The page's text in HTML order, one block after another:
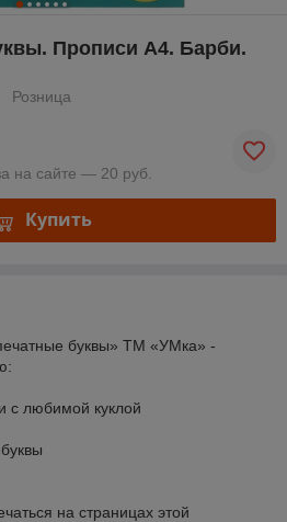
Прописи А4. Барби.
Розница
на сайте — 20 руб.
Купить
буквы» ТМ «УМка» -
с любимой куклой
на страницах этой